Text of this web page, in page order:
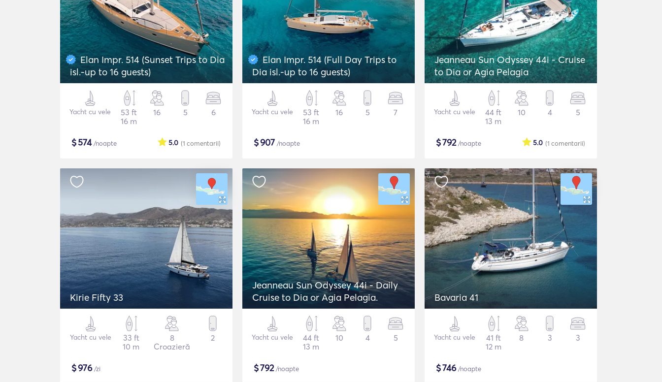
Elan Impr. 514 (Sunset Trips to Dia
isl.-up to 16 guests)
Yacht cu vele
53 ft
16 m
16 5 6
$574/noapte (1 comentarii)
5.0
Elan Impr. 514 (Full Day Trips to
Dia isl.-up to 16 guests)
Yacht cu vele
53 ft
16 m
16 5 7
$907 /noapte
Jeanneau Sun Odyssey 44i - Cruise
to Dia or Agia Pelagia
Yacht cu vele
44 ft
13 m
10 4 5
$792/noapte (1 comentarii)
5.0
Kirie Fifty 33
Yacht cu vele
33 ft
10 m
8
Croazieră
2
$976/zi
Jeanneau Sun Odyssey 44i - Daily
Cruise to Dia or Agia Pelagia.
Yacht cu vele
44 ft
13 m
10 4 5
$792/noapte
Bavaria 41
Yacht cu vele
41 ft
12 m
8 3 3
$746/noapte